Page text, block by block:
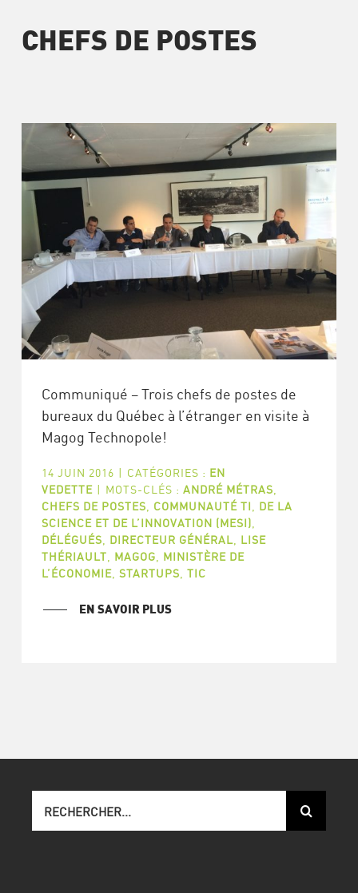
CHEFS DE POSTES
Communiqué – Trois chefs de postes de
bureaux du Québec à l’étranger en visite à
Magog Technopole!
14 JUIN 2016 | CATÉGORIES : EN
VEDETTE | MOTS-CLÉS : ANDRÉ MÉTRAS
CHEFS DE POSTES
COMMUNAUTÉ TI
DE LA
SCIENCE ET DE L’INNOVATION (MESI)
DÉLÉGUÉS
DIRECTEUR GÉNÉRAL
LISE
THÉRIAULT
MAGOG
MINISTÈRE DE
L’ÉCONOMIE, STARTUPS TIC
EN SAVOIR PLUS
sur